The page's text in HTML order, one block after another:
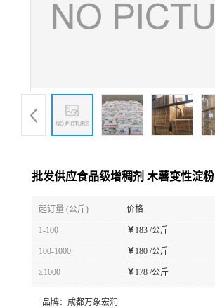
批发供应食品级增稠剂 木薯变性淀粉
起订量 (公斤) 价格
1-100 ￥ 183 /公斤
100-1000 ￥ 180 /公斤
≥1000 ￥ 178 /公斤
品牌： 成都万象宏润